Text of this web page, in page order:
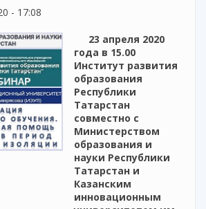
- 17:08
23 апреля 2020
года в 15.00
Институт развития
образования
Республики
Татарстан
совместно с
Министерством
образования и
науки Республики
Татарстан и
Казанским
инновационным